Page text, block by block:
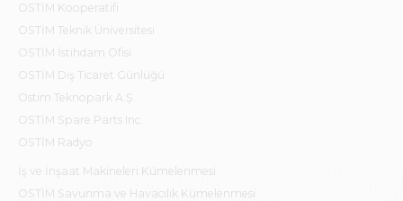
OSTİM Kooperatifi
OSTİM Teknik Üniversitesi
OSTİM İstihdam Ofisi
OSTİM Dış Ticaret Günlüğü
Ostim Teknopark A.Ş.
OSTİM Spare Parts Inc.
OSTİM Radyo
İş ve İnşaat Makineleri Kümelenmesi
OSTİM Savunma ve Havacılık Kümelenmesi